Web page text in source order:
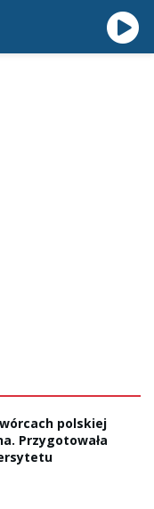
polskiej
Przygotowała